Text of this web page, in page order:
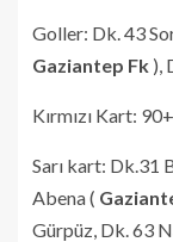
Goller: Dk. 43
Gaziantep Fk ),
Kırmızı Kart:
Sarı kart: Dk.31
Abena (
Gürpüz, Dk. 63